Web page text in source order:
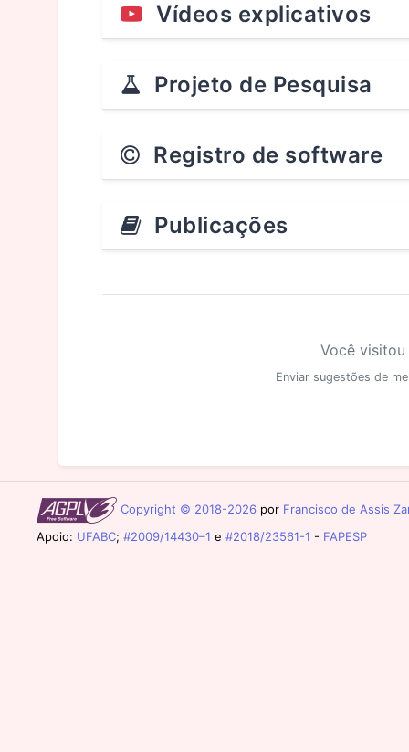
Vídeos explicativos
Projeto de Pesquisa
Registro de software
Publicações
Você
Enviar sugestões de
Copyright © 2018-2026 por Francisco de Assis
Apoio: UFABC; #2009/14430–1 e #2018/23561-1 - FAPESP